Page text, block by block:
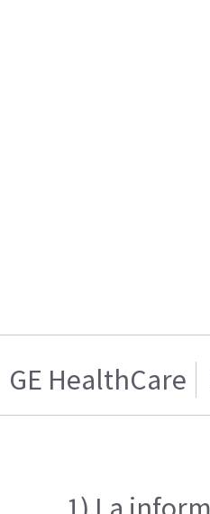
GE HealthCare